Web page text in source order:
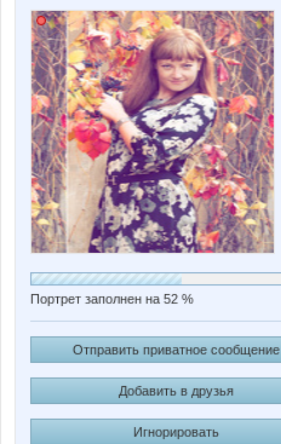
Портрет заполнен на 52 %
Отправить приватное сообщение
Добавить в друзья
Игнорировать